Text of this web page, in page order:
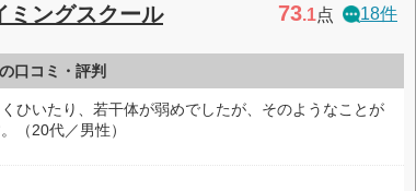
ミングスクール 73.1点 18件
口コミ・評判
ひいたり、若干体が弱めでしたが、そのようなことが
（20代／男性）